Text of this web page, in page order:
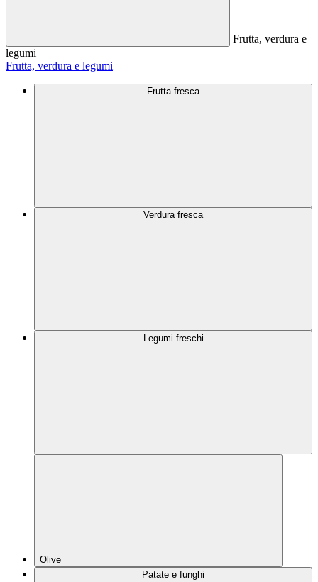
Frutta, verdura e
legumi
Frutta, verdura e legumi
Frutta fresca
Verdura fresca
Legumi freschi
Olive
Patate e funghi